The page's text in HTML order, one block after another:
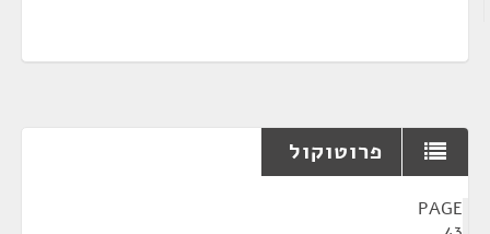
פרוטוקול
PAGE